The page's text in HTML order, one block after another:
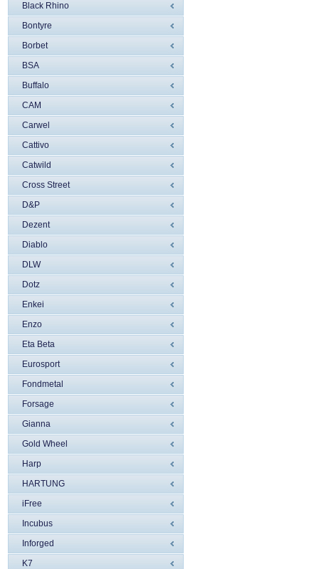
Black Rhino
Bontyre
Borbet
BSA
Buffalo
CAM
Carwel
Cattivo
Catwild
Cross Street
D&P
Dezent
Diablo
DLW
Dotz
Enkei
Enzo
Eta Beta
Eurosport
Fondmetal
Forsage
Gianna
Gold Wheel
Harp
HARTUNG
iFree
Incubus
Inforged
K7